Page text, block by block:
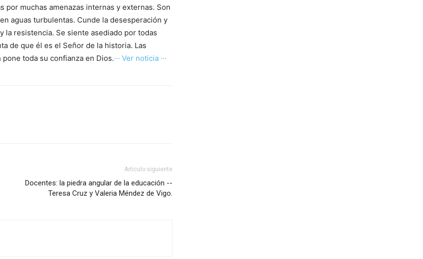
muchas amenazas internas y externas. Son
aguas turbulentas. Cunde la desesperación y
la resistencia. Se siente asediado por todas
de que él es el Señor de la historia. Las
toda su confianza en Dios.··· Ver noticia ···
Artículo siguiente
Docentes: la piedra angular de la educación --
Teresa Cruz y Valeria Méndez de Vigo.